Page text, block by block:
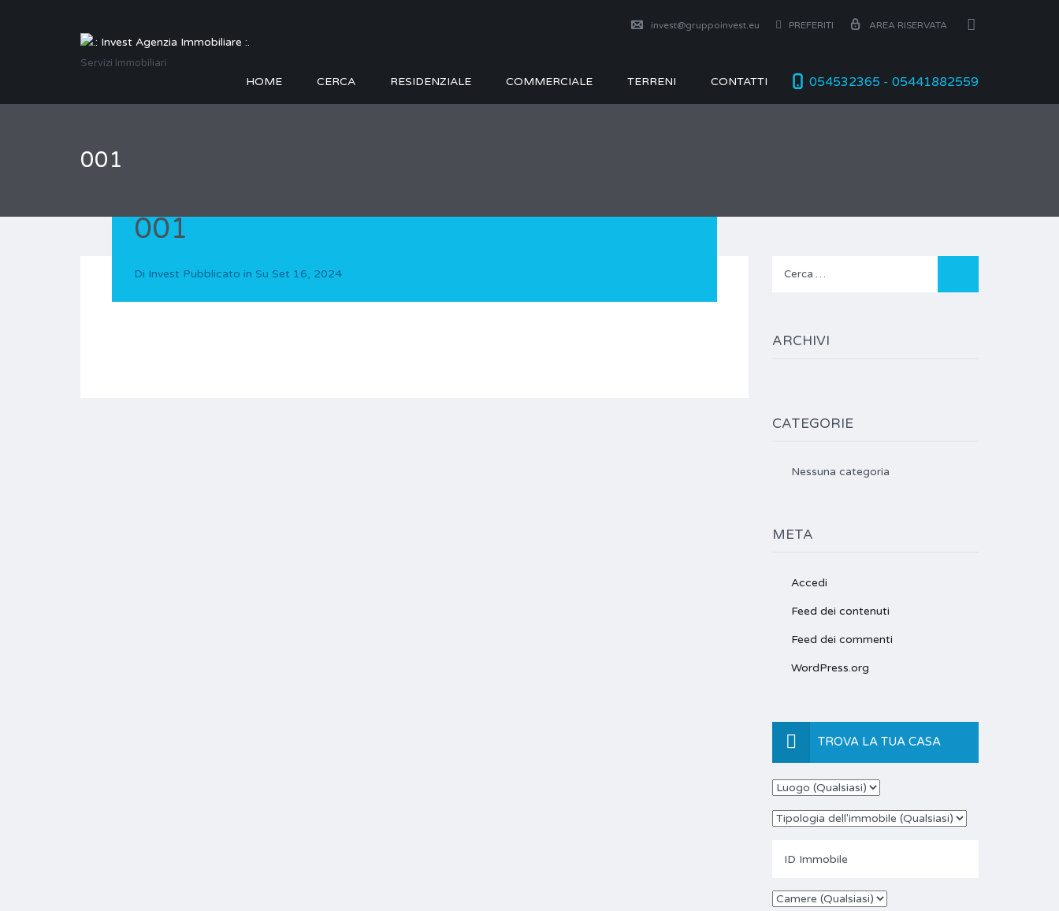
Servizi Immobiliari
invest@gruppoinvest.eu PREFERITI AREA RISERVATA
054532365 - 05441882559
HOME CERCA RESIDENZIALE COMMERCIALE TERRENI CONTATTI
001
001
Di Invest Pubblicato in Su Set 16, 2024
ARCHIVI
CATEGORIE
Nessuna categoria
META
Accedi
Feed dei contenuti
Feed dei commenti
WordPress.org
TROVA LA TUA CASA